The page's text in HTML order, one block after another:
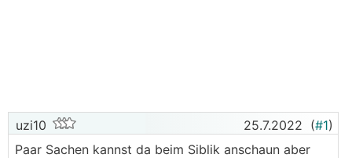
uzi10 25.7.2022 (#1)
Paar Sachen kannst da beim Siblik anschaun aber